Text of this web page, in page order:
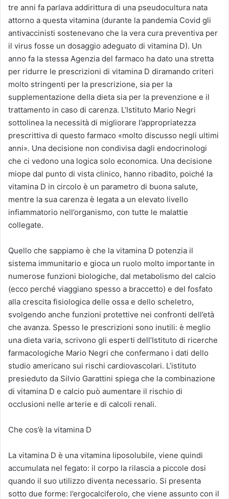
tre anni fa parlava addirittura di una pseudocultura nata
attorno a questa vitamina (durante la pandemia Covid gli
antivaccinisti sostenevano che la vera cura preventiva per
il virus fosse un dosaggio adeguato di vitamina D). Un
anno fa la stessa Agenzia del farmaco ha dato una stretta
per ridurre le prescrizioni di vitamina D diramando criteri
molto stringenti per la prescrizione, sia per la
supplementazione della dieta sia per la prevenzione e il
trattamento in caso di carenza. L’Istituto Mario Negri
sottolinea la necessità di migliorare l’appropriatezza
prescrittiva di questo farmaco «molto discusso negli ultimi
anni». Una decisione non condivisa dagli endocrinologi
che ci vedono una logica solo economica. Una decisione
miope dal punto di vista clinico, hanno ribadito, poiché la
vitamina D in circolo è un parametro di buona salute,
mentre la sua carenza è legata a un elevato livello
infiammatorio nell’organismo, con tutte le malattie
collegate.
Quello che sappiamo è che la vitamina D potenzia il
sistema immunitario e gioca un ruolo molto importante in
numerose funzioni biologiche, dal metabolismo del calcio
(ecco perché viaggiano spesso a braccetto) e del fosfato
alla crescita fisiologica delle ossa e dello scheletro,
svolgendo anche funzioni protettive nei confronti dell’età
che avanza. Spesso le prescrizioni sono inutili: è meglio
una dieta varia, scrivono gli esperti dell’Istituto di ricerche
farmacologiche Mario Negri che confermano i dati dello
studio americano sui rischi cardiovascolari. L’istituto
presieduto da Silvio Garattini spiega che la combinazione
di vitamina D e calcio può aumentare il rischio di
occlusioni nelle arterie e di calcoli renali.
Che cos’è la vitamina D
La vitamina D è una vitamina liposolubile, viene quindi
accumulata nel fegato: il corpo la rilascia a piccole dosi
quando il suo utilizzo diventa necessario. Si presenta
sotto due forme: l’ergocalciferolo, che viene assunto con il